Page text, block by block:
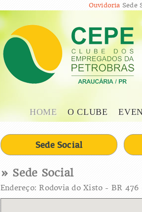
Ouvidoria Sede
HOME O CLUBE
Sede Social
» Sede Social
Endereço: Rodovia do Xisto - BR